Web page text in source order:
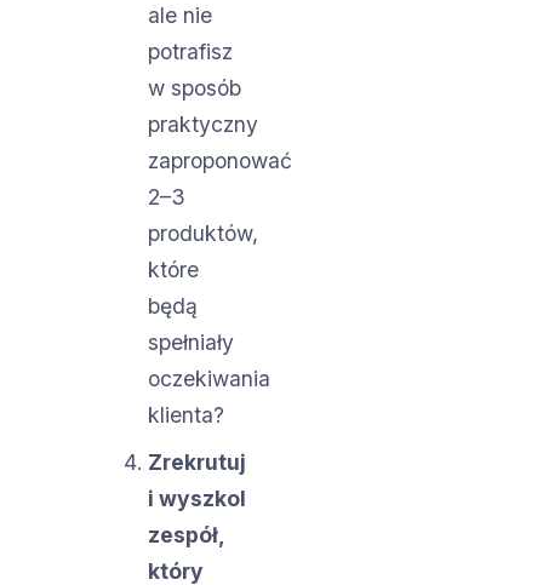
ale nie
potrafisz
w sposób
praktyczny
zaproponować
2–3
produktów,
które
będą
spełniały
oczekiwania
klienta?
Zrekrutuj
i wyszkol
zespół,
który